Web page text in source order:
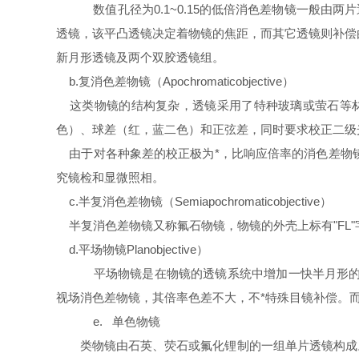
数值孔径为0.1~0.15的低倍消色差物镜一般由两
透镜，该平凸透镜决定着物镜的焦距，而其它透镜则补
新月形透镜及两个双胶透镜组。
b.复消色差物镜（Apochromaticobjective）
这类物镜的结构复杂，透镜采用了特种玻璃或萤石等
色）、球差（红，蓝二色）和正弦差，同时要求校正二
由于对各种象差的校正极为*，比响应倍率的消色差物
究镜检和显微照相。
c.半复消色差物镜（Semiapochromaticobjective）
半复消色差物镜又称氟石物镜，物镜的外壳上标有
d.平场物镜Planobjective）
平场物镜是在物镜的透镜系统中增加一快半月形
视场消色差物镜，其倍率色差不大，不*特殊目镜补偿。
e. 单色物镜
类物镜由石英、荧石或氟化锂制的一组单片透镜构